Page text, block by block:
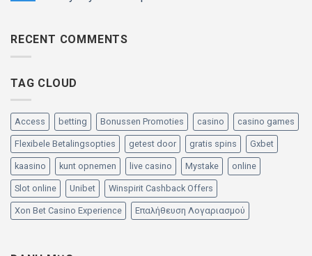
RECENT COMMENTS
TAG CLOUD
Access betting Bonussen Promoties casino casino games
Flexibele Betalingsopties getest door gratis spins Gxbet
kaasino kunt opnemen live casino Mystake online
Slot online Unibet Winspirit Cashback Offers
Xon Bet Casino Experience Επαλήθευση Λογαριασμού